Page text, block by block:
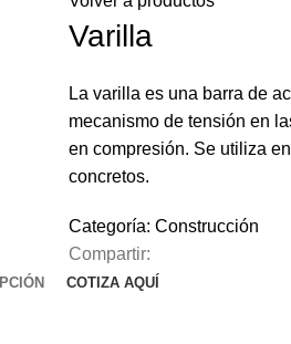
Varilla
La varilla es una barra de
mecanismo de tensión en
en compresión. Se utiliza
concretos.
Categoría: Construcción
Compartir:
COTIZA AQUÍ